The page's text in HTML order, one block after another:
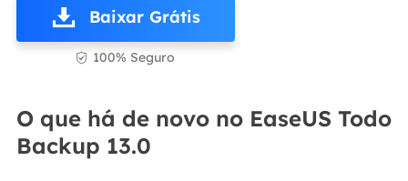
Baixar Grátis
 100% Seguro
O que há de novo no EaseUS Todo
Backup 13.0